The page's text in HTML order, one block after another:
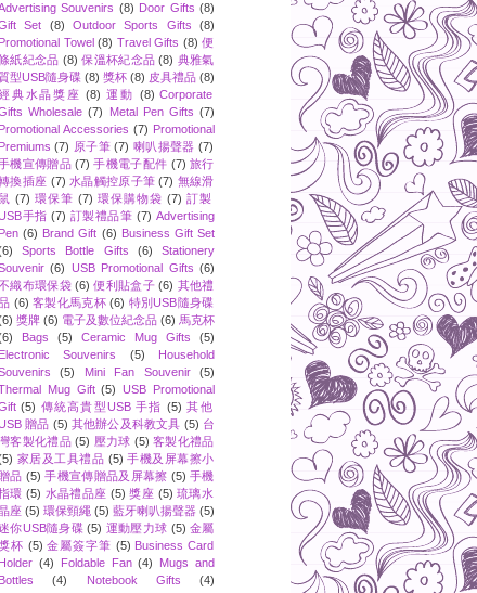
Souvenirs (8) Door Gifts (8)
Set
(8) Outdoor Sports Gifts
(8)
Promotional Towel (8) Travel Gifts (8) 便
紙紀念品 (8) 保溫杯紀念品 (8) 典雅氣
型USB隨身碟 (8) 獎杯 (8) 皮具禮品 (8)
典水晶獎座 (8) 運動 (8) Corporate
Wholesale (7) Metal Pen Gifts (7)
Promotional Accessories (7) Promotional
Premiums (7) 原子筆 (7) 喇叭揚聲器 (7)
機宣傳贈品 (7) 手機電子配件 (7) 旅行
換插座 (7) 水晶觸控原子筆 (7) 無線滑
鼠 (7) 環保筆 (7) 環保購物袋 (7) 訂製
手指 (7) 訂製禮品筆 (7) Advertising
Pen (6) Brand Gift (6) Business Gift Set
Sports Bottle Gifts (6)
Stationery
(6) USB Promotional Gifts (6)
織布環保袋 (6) 便利貼盒子 (6) 其他禮
(6) 客製化馬克杯 (6) 特別USB隨身碟
獎牌 (6) 電子及數位紀念品 (6) 馬克杯
Bags (5) Ceramic Mug Gifts
(5)
Electronic Souvenirs
(5)
Household
(5) Mini Fan Souvenir
(5)
Mug Gift (5)
USB Promotional
(5) 傳統高貴型USB 手指 (5) 其他
贈品 (5) 其他辦公及科教文具 (5) 台
客製化禮品 (5) 壓力球 (5) 客製化禮品
家居及工具禮品 (5) 手機及屏幕擦小
品 (5) 手機宣傳贈品及屏幕擦 (5) 手機
環 (5) 水晶禮品座 (5) 獎座 (5) 琉璃水
座 (5) 環保頸繩 (5) 藍牙喇叭揚聲器 (5)
你USB隨身碟 (5) 運動壓力球 (5) 金屬
杯 (5) 金屬簽字筆 (5) Business Card
Holder (4) Foldable Fan (4)
Mugs and
Bottles
(4) Notebook Gifts
(4)